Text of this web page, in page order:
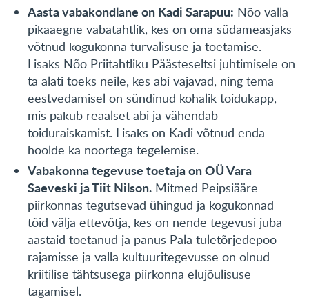
Aasta vabakondlane on Kadi Sarapuu: Nõo valla
pikaaegne vabatahtlik, kes on oma südameasjaks
võtnud kogukonna turvalisuse ja toetamise.
Lisaks Nõo Priitahtliku Päästeseltsi juhtimisele on
ta alati toeks neile, kes abi vajavad, ning tema
eestvedamisel on sündinud kohalik toidukapp,
mis pakub reaalset abi ja vähendab
toiduraiskamist. Lisaks on Kadi võtnud enda
hoolde ka noortega tegelemise.
Vabakonna tegevuse toetaja on OÜ Vara
Saeveski ja Tiit Nilson. Mitmed Peipsiääre
piirkonnas tegutsevad ühingud ja kogukonnad
tõid välja ettevõtja, kes on nende tegevusi juba
aastaid toetanud ja panus Pala tuletõrjedepoo
rajamisse ja valla kultuuritegevusse on olnud
kriitilise tähtsusega piirkonna elujõulisuse
tagamisel.